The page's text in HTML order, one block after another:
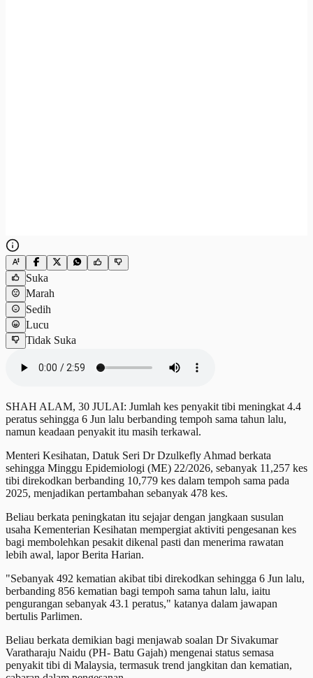
Suka
Marah
Sedih
Lucu
Tidak Suka
SHAH ALAM, 30 JULAI: Jumlah kes penyakit tibi meningkat 4.4
peratus sehingga 6 Jun lalu berbanding tempoh sama tahun lalu,
namun keadaan penyakit itu masih terkawal.
Menteri Kesihatan, Datuk Seri Dr Dzulkefly Ahmad berkata
sehingga Minggu Epidemiologi (ME) 22/2026, sebanyak 11,257 kes
tibi direkodkan berbanding 10,779 kes dalam tempoh sama pada
2025, menjadikan pertambahan sebanyak 478 kes.
Beliau berkata peningkatan itu sejajar dengan jangkaan susulan
usaha Kementerian Kesihatan mempergiat aktiviti pengesanan kes
bagi membolehkan pesakit dikenal pasti dan menerima rawatan
lebih awal, lapor Berita Harian.
"Sebanyak 492 kematian akibat tibi direkodkan sehingga 6 Jun lalu,
berbanding 856 kematian bagi tempoh sama tahun lalu, iaitu
pengurangan sebanyak 43.1 peratus," katanya dalam jawapan
bertulis Parlimen.
Beliau berkata demikian bagi menjawab soalan Dr Sivakumar
Varatharaju Naidu (PH- Batu Gajah) mengenai status semasa
penyakit tibi di Malaysia, termasuk trend jangkitan dan kematian,